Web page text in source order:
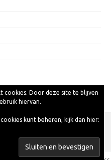
cookies. Door deze site te blijven
hiervan.
kunt beheren, kijk dan hier: